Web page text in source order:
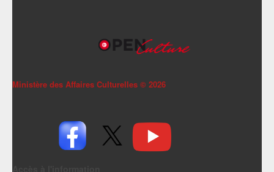
Ministère des Affaires Culturelles © 2026